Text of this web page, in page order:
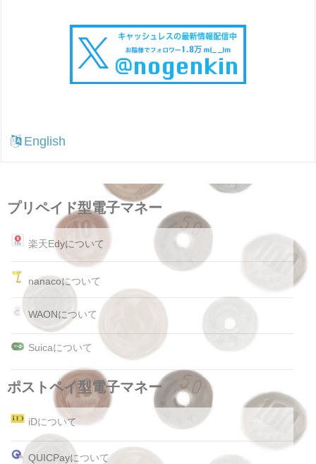
English
プリペイド型電子マネー
楽天Edyについて
nanacoについて
WAONについて
Suicaについて
ポストペイ型電子マネー
iDについて
QUICPayについて